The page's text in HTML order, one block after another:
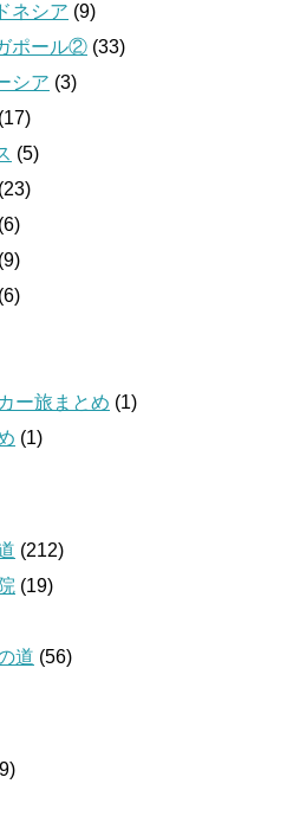
ネシア (9)
ポール② (33)
シア (3)
(17)
(5)
(23)
(6)
(9)
(6)
ー旅まとめ (1)
(1)
(212)
(19)
道 (56)